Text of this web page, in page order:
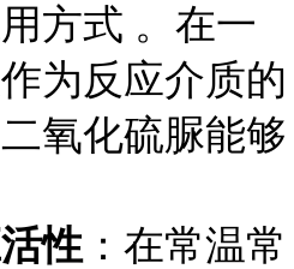
方式 。在一
为反应介质的
氧化硫脲能够
性 ：在常温常